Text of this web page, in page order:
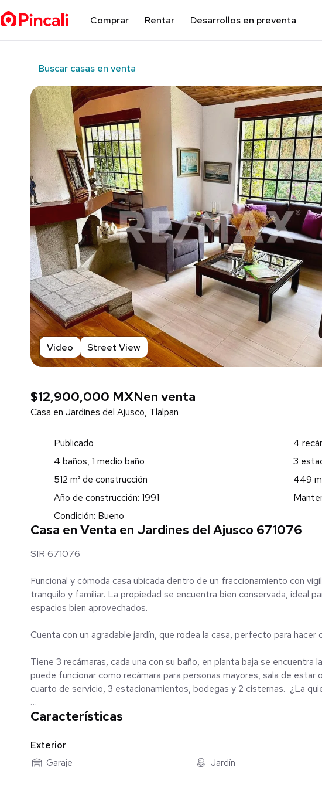
Comprar Rentar Desarrollos en preventa
Buscar casas en venta
Video Street View
$12,900,000 MXNen venta
Casa en Jardines del Ajusco, Tlalpan
Publicado
4
4 baños, 1 medio baño
3
512 m² de construcción
449
Año de construcción: 1991
Condición: Bueno
Casa en Venta en Jardines del Ajusco 671076
SIR 671076
Funcional y cómoda casa ubicada dentro de un fraccionamiento con
tranquilo y familiar. La propiedad se encuentra bien conservada, ideal
espacios bien aprovechados.
Cuenta con un agradable jardín, que rodea la casa, perfecto para hacer
Tiene 3 recámaras, cada una con su baño, en planta baja se encuentra
puede funcionar como recámara para personas mayores, sala de
cuarto de servicio, 3 estacionamientos, bodegas y 2 cisternas. ¿La
El precio de venta NO incluye gastos de escrituración y/o gastos
Registro Público de Contratos de Adhesión de la Procuraduría Federal
6296-2024, de fecha 08 de octubre de 2024, con fundamento en los
Ley Federal de Protección al Consumidor.
Características
Exterior
Garaje Jardín